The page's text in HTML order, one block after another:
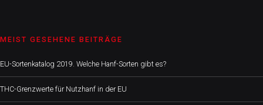
MEIST GESEHENE BEITRÄGE
EU-Sortenkatalog 2019. Welche Hanf-Sorten gibt es?
THC-Grenzwerte für Nutzhanf in der EU